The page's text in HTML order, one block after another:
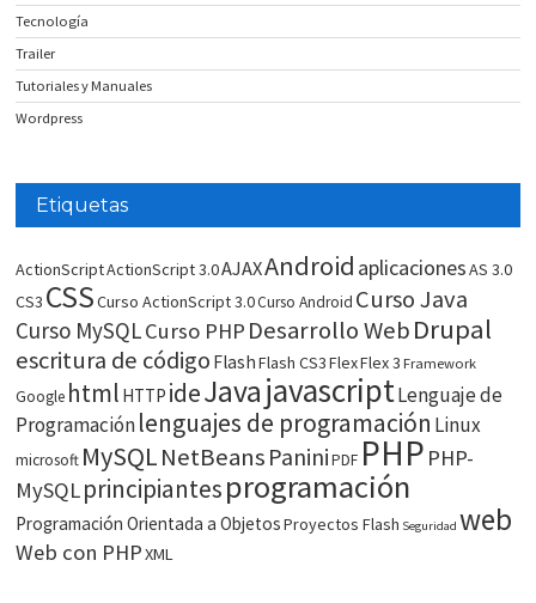
Tecnología
Trailer
Tutoriales y Manuales
Wordpress
Etiquetas
ActionScriptActionScript 3.0AJAXAndroid aplicacionesAS 3.0
CS3 CSSCurso ActionScript 3.0Curso Android Curso Java
Curso MySQLCurso PHP Desarrollo WebDrupal
escritura de código FlashFlash CS3FlexFlex 3 Framework
Google html HTTP ideJavajavascriptLenguaje de
Programaciónlenguajes de programación Linux
microsoft MySQLNetBeans Panini PDF PHP PHP-
MySQLprincipiantesprogramación
Programación Orientada a ObjetosProyectos Flash Seguridad web
Web con PHPXML